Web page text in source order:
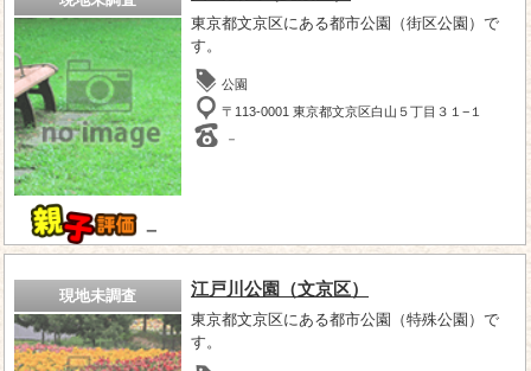
－
東京都文京区にある都市公園（街区公園）で
す。
公園
〒113-0001 東京都文京区白山５丁目３１−１
－
現地未調査 江戸川公園（文京区）
東京都文京区にある都市公園（特殊公園）で
す。